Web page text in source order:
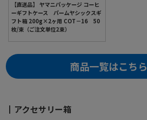
【直送品】 ヤマニパッケージ コーヒ
ーギフトケース パームヤシックスギ
フト箱 200g×2ヶ用 COT－16 50
枚/束（ご注文単位2束）
商品一覧はこちら
アクセサリー箱